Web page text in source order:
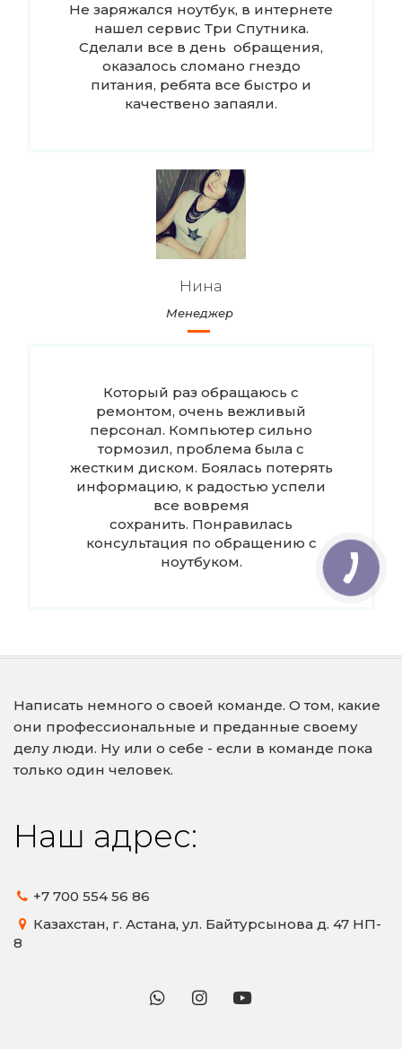
Не заряжался ноутбук, в интернете
нашел сервис Три Спутника.
Сделали все в день обращения,
оказалось сломано гнездо
питания, ребята все быстро и
качествено запаяли.
Нина
Менеджер
Который раз обращаюсь с
ремонтом, очень вежливый
персонал. Компьютер сильно
тормозил, проблема была с
жестким диском. Боялась потерять
информацию, к радостью успели
все вовремя
сохранить. Понравилась
консультация по обращению с
ноутбуком.
Написать немного о своей команде. О том, какие
они профессиональные и преданные своему
делу люди. Ну или о себе - если в команде пока
только один человек.
Наш адрес:
+7 700 554 56 86
Казахстан, г. Астана, ул. Байтурсынова д. 47 НП-
8